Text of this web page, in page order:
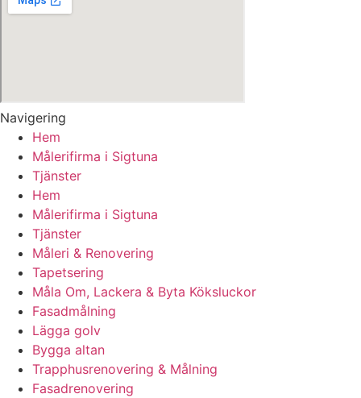
Navigering
Hem
Målerifirma i Sigtuna
Tjänster
Hem
Målerifirma i Sigtuna
Tjänster
Måleri & Renovering
Tapetsering
Måla Om, Lackera & Byta Köksluckor
Fasadmålning
Lägga golv
Bygga altan
Trapphusrenovering & Målning
Fasadrenovering